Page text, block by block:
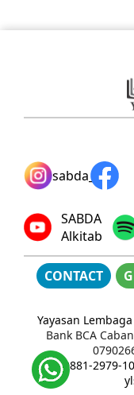
sabda_ylsa
SABDA
Alkitab
CONTACT
Yayasan Lembaga
Bank BCA
WA:0881-2979-